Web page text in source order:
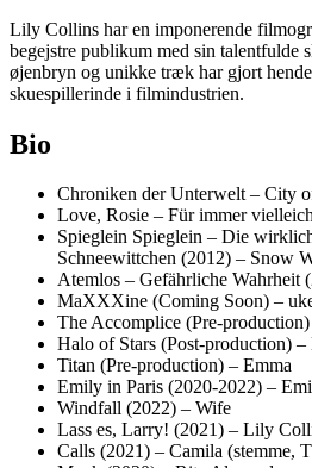
Lily Collins har en imponerende
begejstre publikum med sin talentfulde
øjenbryn og unikke træk har gjort
skuespillerinde i filmindustrien.
Bio
Chroniken der Unterwelt – City
Love, Rosie – Für immer
Spieglein Spieglein – Die
Schneewittchen (2012) – Snow
Atemlos – Gefährliche Wahrheit
MaXXXine (Coming Soon) –
The Accomplice (Pre-
Halo of Stars (Post-production)
Titan (Pre-production) – Emma
Emily in Paris (2020-2022) –
Windfall (2022) – Wife
Lass es, Larry! (2021) – Lily
Calls (2021) – Camila (stemme,